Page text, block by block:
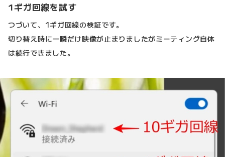
1ギガ回線を試す
つづいて、1ギガ回線の検証です。
切り替え時に一瞬だけ映像が止まりましたがミーティング自体
は続行できました。